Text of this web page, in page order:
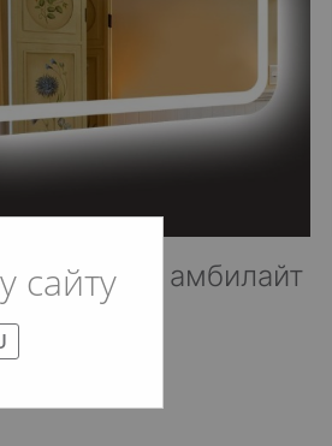
сайту
Loretta + амбилайт
грн